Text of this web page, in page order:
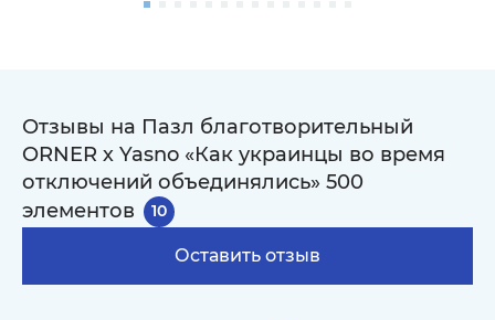
Отзывы на Пазл благотворительный
ORNER х Yasno «Как украинцы во время
отключений объединялись» 500
элементов
10
Оставить отзыв